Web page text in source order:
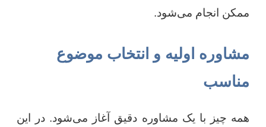
ممکن انجام می‌شود.
مشاوره اولیه و انتخاب موضوع
مناسب
همه چیز با یک مشاوره دقیق آغاز می‌شود. در این